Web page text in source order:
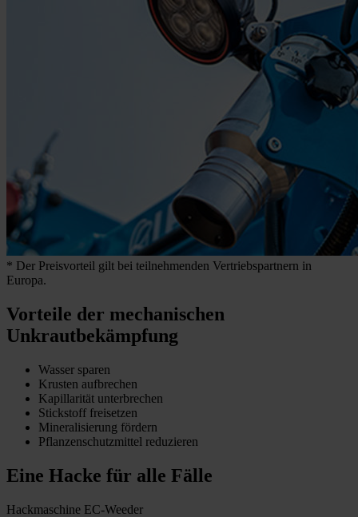
* Der Preisvorteil gilt bei teilnehmenden Vertriebspartnern in
Europa.
Vorteile der mechanischen
Unkrautbekämpfung
Wasser sparen
Krusten aufbrechen
Kapillarität unterbrechen
Stickstoff freisetzen
Mineralisierung fördern
Pflanzenschutzmittel reduzieren
Eine Hacke für alle Fälle
Hackmaschine EC-Weeder